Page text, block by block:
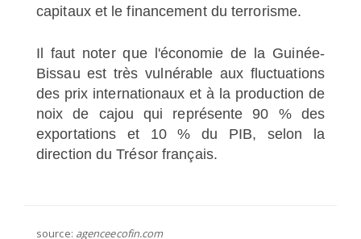
capitaux et le financement du terrorisme.
Il faut noter que l'économie de la Guinée-
Bissau est très vulnérable aux fluctuations
des prix internationaux et à la production de
noix de cajou qui représente 90 % des
exportations et 10 % du PIB, selon la
direction du Trésor français.
source: agenceecofin.com